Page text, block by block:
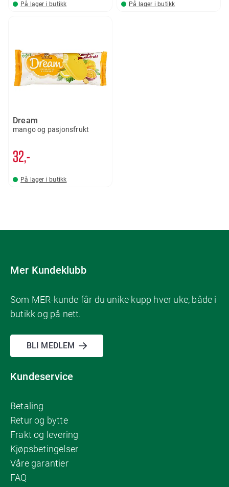
På lager i butikk På lager i butikk
Dream
mango og pasjonsfrukt
32,-
På lager i butikk
Mer Kundeklubb
Som MER-kunde får du unike kupp hver uke, både i
butikk og på nett.
BLI MEDLEM
Kundeservice
Betaling
Retur og bytte
Frakt og levering
Kjøpsbetingelser
Våre garantier
FAQ